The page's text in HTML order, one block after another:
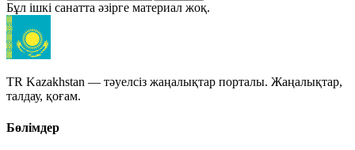
Бұл ішкі санатта әзірге материал жоқ.
TR Kazakhstan — тәуелсіз жаңалықтар порталы. Жаңалықтар,
талдау, қоғам.
Бөлімдер